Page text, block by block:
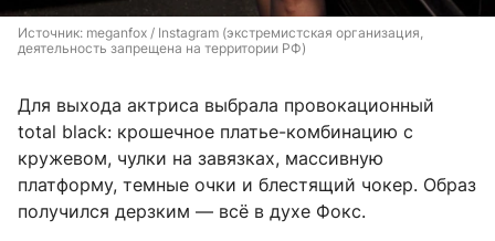
Источник: meganfox / Instagram (экстремистская организация,
деятельность запрещена на территории РФ)
Для выхода актриса выбрала провокационный
total black: крошечное платье-комбинацию с
кружевом, чулки на завязках, массивную
платформу, темные очки и блестящий чокер. Образ
получился дерзким — всё в духе Фокс.